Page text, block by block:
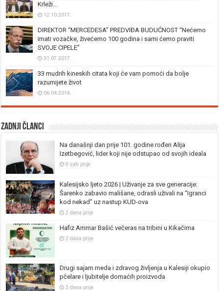
Krleži…
12.10.2017.
DIREKTOR “MERCEDESA” PREDVIĐA BUDUĆNOST “Nećemo
imati vozačke, živećemo 100 godina i sami ćemo praviti
SVOJE CIPELE”
31.07.2017.
33 mudrih kineskih citata koji će vam pomoći da bolje
razumijete život
06.04.2016.
Zadnji članci
Na današnji dan prije 101. godine rođen Alija
Izetbegović, lider koji nije odstupao od svojih ideala
9 sati prije
Kalesijsko ljeto 2026 | Uživanje za sve generacije:
Šarenko zabavio mališane, odrasli uživali na “Igranci
kod nekad” uz nastup KUD-ova
2 dana prije
Hafiz Ammar Bašić večeras na tribini u Kikačima
2 dana prije
Drugi sajam meda i zdravog življenja u Kalesiji okupio
pčelare i ljubitelje domaćih proizvoda
2 dana prije